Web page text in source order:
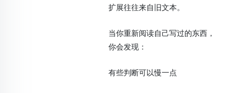
扩展往往来自旧文本。
当你重新阅读自己写过的东西，
你会发现：
有些判断可以慢一点